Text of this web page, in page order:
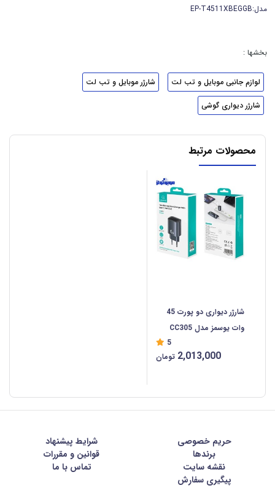
مدل:EP-T4511XBEGGB
بخشها :
لوازم جانبی موبایل و تب لت
شارژر موبایل و تب لت
شارژر دیواری گوشی
محصولات مرتبط
شارژر دیواری دو پورت 45
وات یوسمز مدل CC305
5
2,013,000 تومان
حریم خصوصی
شرايط پيشنهاد
برندها
قوانین و مقررات
نقشه سایت
تماس با ما
پیگیری سفارش